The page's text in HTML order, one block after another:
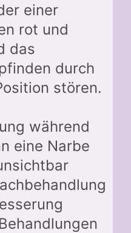
einer
rot und
das
durch
stören.
während
eine Narbe